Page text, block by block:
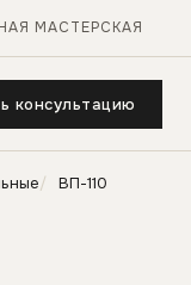
МАСТЕРСКАЯ
консультацию
ВП-110